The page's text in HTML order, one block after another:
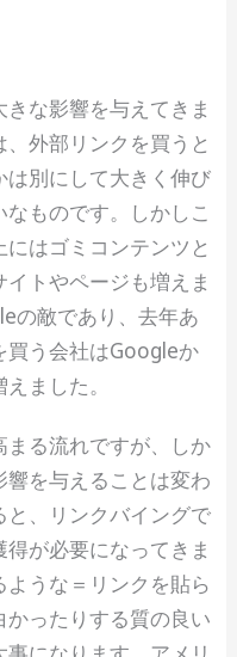
な影響を与えてきま
外部リンクを買うと
別にして大きく伸び
ものです。しかしこ
はゴミコンテンツと
トやページも増えま
の敵であり、去年あ
買う会社はGoogleか
ました。
る流れですが、しか
響を与えることは変わ
と、リンクバイングで
が必要になってきま
うな＝リンクを貼ら
ったりする質の良い